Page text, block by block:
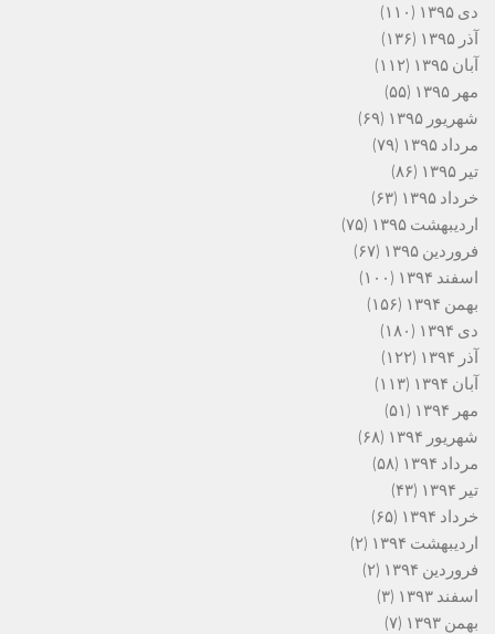
دی ۱۳۹۵
(۱۱۰)
آذر ۱۳۹۵
(۱۳۶)
آبان ۱۳۹۵
(۱۱۲)
مهر ۱۳۹۵
(۵۵)
شهریور ۱۳۹۵
(۶۹)
مرداد ۱۳۹۵
(۷۹)
تیر ۱۳۹۵
(۸۶)
خرداد ۱۳۹۵
(۶۳)
اردیبهشت ۱۳۹۵
(۷۵)
فروردین ۱۳۹۵
(۶۷)
اسفند ۱۳۹۴
(۱۰۰)
بهمن ۱۳۹۴
(۱۵۶)
دی ۱۳۹۴
(۱۸۰)
آذر ۱۳۹۴
(۱۲۲)
آبان ۱۳۹۴
(۱۱۳)
مهر ۱۳۹۴
(۵۱)
شهریور ۱۳۹۴
(۶۸)
مرداد ۱۳۹۴
(۵۸)
تیر ۱۳۹۴
(۴۳)
خرداد ۱۳۹۴
(۶۵)
اردیبهشت ۱۳۹۴
(۲)
فروردین ۱۳۹۴
(۲)
اسفند ۱۳۹۳
(۳)
بهمن ۱۳۹۳
(۷)